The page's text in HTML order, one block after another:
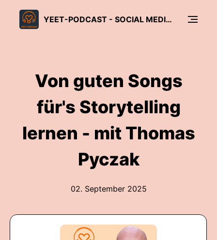
YEET-PODCAST - SOCIAL MEDIA FÜR GLAUBE UND KIRCHE
Von guten Songs
für's Storytelling
lernen - mit Thomas
Pyczak
02. September 2025